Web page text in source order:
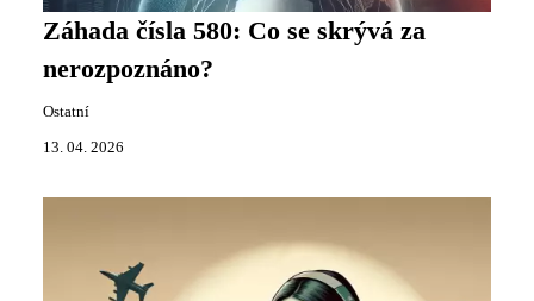
Záhada čísla 580: Co se skrývá za
nerozpoznáno?
Ostatní
13. 04. 2026